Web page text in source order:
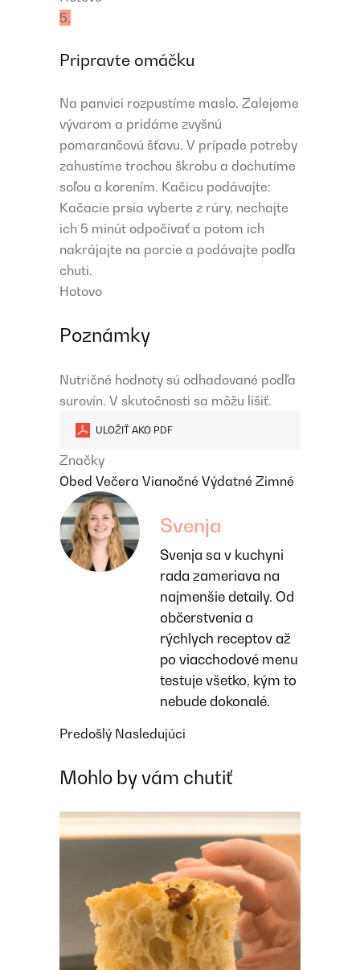
5.
Pripravte omáčku
Na panvici rozpustíme maslo. Zalejeme
vývarom a pridáme zvyšnú
pomarančovú šťavu. V prípade potreby
zahustíme trochou škrobu a dochutíme
soľou a korením. Kačicu podávajte:
Kačacie prsia vyberte z rúry, nechajte
ich 5 minút odpočívať a potom ich
nakrájajte na porcie a podávajte podľa
chuti.
Hotovo
Poznámky
Nutričné ​​hodnoty sú odhadované podľa
surovín. V skutočnosti sa môžu líšiť.
ULOŽIŤ AKO PDF
Značky
Obed Večera Vianočné Výdatné Zimné
Svenja
Svenja sa v kuchyni
rada zameriava na
najmenšie detaily. Od
občerstvenia a
rýchlych receptov až
po viacchodové menu
testuje všetko, kým to
nebude dokonalé.
Predošlý Nasledujúci
Mohlo by vám chutiť